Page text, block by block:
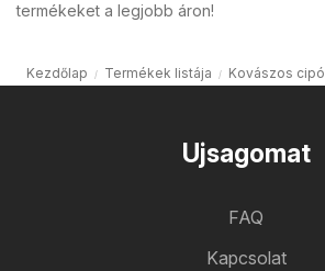
termékeket a legjobb áron!
Kezdőlap Termékek listája Kovászos cipó
Ujsagomat
FAQ
Kapcsolat